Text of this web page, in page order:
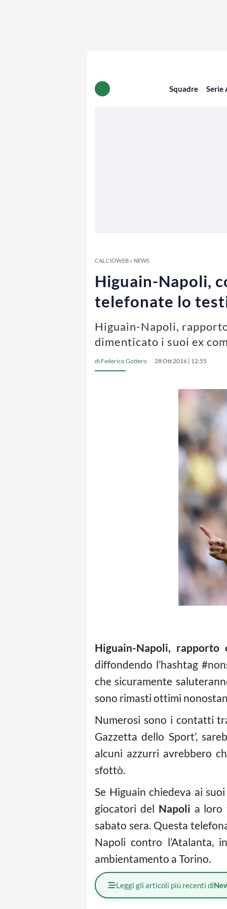
Squadre Serie
CALCIOWEB» NEWS
Higuain-Napoli,
telefonate lo
Higuain-Napoli,
dimenticato i suoi ex
di Federico Gottero 28 Ott 2016 | 12:55
Higuain-Napoli,
diffondendo l’hashtag
che sicuramente
sono rimasti ottimi
Numerosi sono i contatti
Gazzetta dello Sport’,
alcuni azzurri avrebbero
sfottò.
Se Higuain chiedeva ai
giocatori del Napoli a loro
sabato sera. Questa
Napoli contro l’Atalanta,
ambientamento a Torino.
Leggi gli articoli più recenti di